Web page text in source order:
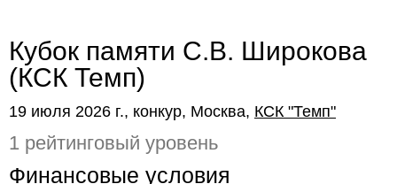
Кубок памяти С.В. Широкова
(КСК Темп)
19 июля 2026 г., конкур, Москва, КСК "Темп"
1 рейтинговый уровень
Финансовые условия